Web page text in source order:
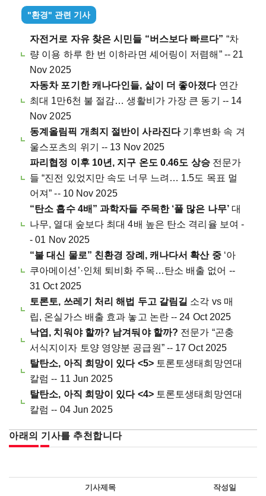
"환경" 관련 기사
자전거로 자유 찾은 시민들 “버스보다 빠르다” “차
량 이용 하루 한 번 이하라면 셰어링이 저렴해” -- 21
Nov 2025
자동차 포기한 캐나다인들, 삶이 더 좋아졌다연간
최대 1만6천 불 절감… 생활비가 가장 큰 동기 -- 14
Nov 2025
동계올림픽 개최지 절반이 사라진다기후변화 속 겨
울스포츠의 위기 -- 13 Nov 2025
파리협정 이후 10년, 지구 온도 0.46도 상승전문가
들 “진전 있었지만 속도 너무 느려… 1.5도 목표 멀
어져” -- 10 Nov 2025
“탄소 흡수 4배” 과학자들 주목한 ‘풀 많은 나무’대
나무, 열대 숲보다 최대 4배 높은 탄소 격리율 보여 -
- 01 Nov 2025
“불 대신 물로” 친환경 장례, 캐나다서 확산 중‘아
쿠아메이션’·인체 퇴비화 주목…탄소 배출 없어 --
31 Oct 2025
토론토, 쓰레기 처리 해법 두고 갈림길 소각 vs 매
립, 온실가스 배출 효과 놓고 논란 -- 24 Oct 2025
낙엽, 치워야 할까? 남겨둬야 할까? 전문가 “곤충
서식지이자 토양 영양분 공급원” -- 17 Oct 2025
탈탄소, 아직 희망이 있다 <5>토론토생태희망연대
칼럼 -- 11 Jun 2025
탈탄소, 아직 희망이 있다 <4>토론토생태희망연대
칼럼 -- 04 Jun 2025
아래의 기사를 추천합니다
기사제목 작성일